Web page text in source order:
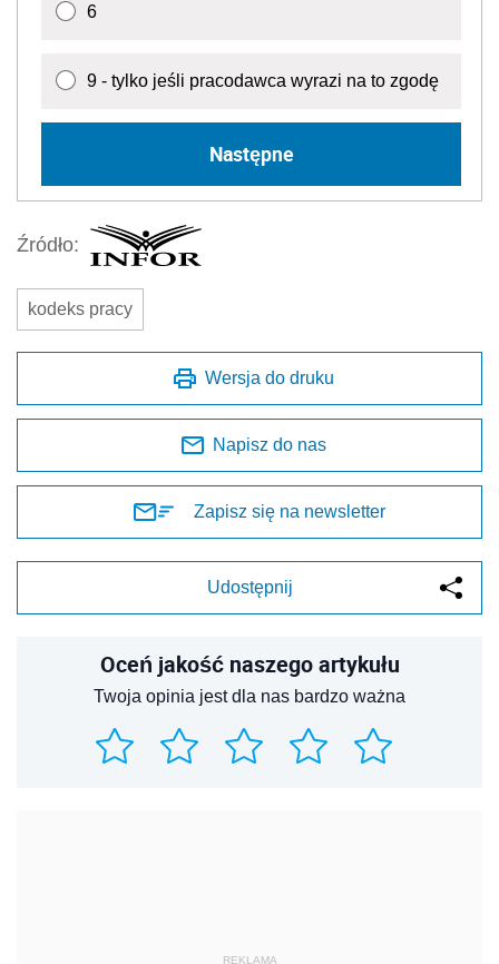
6
9 - tylko jeśli pracodawca wyrazi na to zgodę
Następne
Źródło:
kodeks pracy
Wersja do druku
Napisz do nas
Zapisz się na newsletter
Udostępnij
Oceń jakość naszego artykułu
Twoja opinia jest dla nas bardzo ważna
REKLAMA